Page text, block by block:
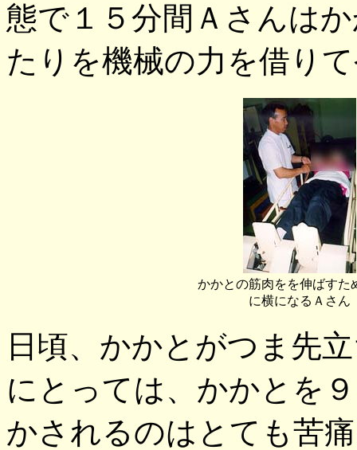
態で１５分間Ａさんは
たりを機械の力を借り
かかとの筋肉をを伸ばすた
に横になるＡさん
日頃、かかとがつま先
にとっては、かかとを
かされるのはとても苦